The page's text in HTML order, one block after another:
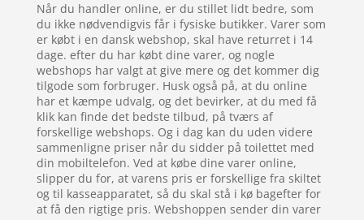
Når du handler online, er du stillet lidt bedre, som
du ikke nødvendigvis får i fysiske butikker. Varer som
er købt i en dansk webshop, skal have returret i 14
dage. efter du har købt dine varer, og nogle
webshops har valgt at give mere og det kommer dig
tilgode som forbruger. Husk også på, at du online
har et kæmpe udvalg, og det bevirker, at du med få
klik kan finde det bedste tilbud, på tværs af
forskellige webshops. Og i dag kan du uden videre
sammenligne priser når du sidder på toilettet med
din mobiltelefon. Ved at købe dine varer online,
slipper du for, at varens pris er forskellige fra skiltet
og til kasseapparatet, så du skal stå i kø bagefter for
at få den rigtige pris. Webshoppen sender din varer